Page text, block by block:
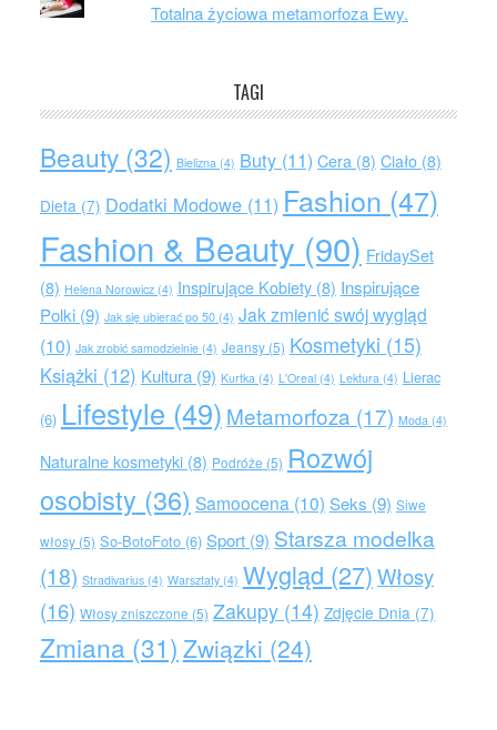
Totalna życiowa metamorfoza Ewy.
TAGI
Beauty(32) Bielizna(4) Buty(11) Cera(8) Ciało(8)
Dieta(7) Dodatki Modowe(11) Fashion (47)
Fashion & Beauty (90) FridaySet
(8) Helena Norowicz(4) Inspirujące Kobiety(8) Inspirujące
Polki(9) Jak się ubierać po 50(4) Jak zmienić swój wygląd
(10) Jak zrobić samodzielnie(4) Jeansy(5) Kosmetyki (15)
Książki (12) Kultura(9) Kurtka(4) L'Oreal(4) Lektura(4) Lierac
(6) Lifestyle (49) Metamorfoza (17) Moda(4)
Naturalne kosmetyki(8) Podróże (5) Rozwój
osobisty (36) Samoocena (10) Seks (9) Siwe
włosy(5) So-BotoFoto(6) Sport(9) Starsza modelka
(18) Stradivarius(4) Warsztaty(4) Wygląd (27)Włosy
(16) Włosy zniszczone (5) Zakupy(14) Zdjęcie Dnia(7)
Zmiana (31) Związki (24)